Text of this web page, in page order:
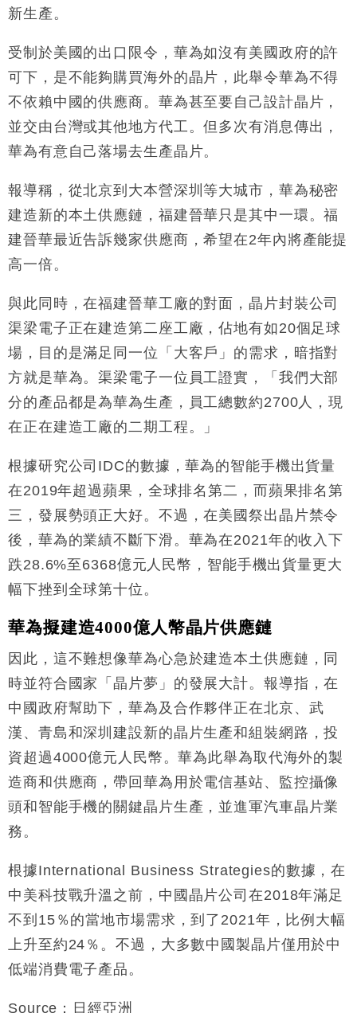
50%
新生產。
受制於美國的出口限令，華為如沒有美國政府的許
可下，是不能夠購買海外的晶片，此舉令華為不得
不依賴中國的供應商。華為甚至要自己設計晶片，
並交由台灣或其他地方代工。但多次有消息傳出，
華為有意自己落場去生產晶片。
報導稱，從北京到大本營深圳等大城市，華為秘密
建造新的本土供應鏈，福建晉華只是其中一環。福
建晉華最近告訴幾家供應商，希望在2年內將產能提
高一倍。
與此同時，在福建晉華工廠的對面，晶片封裝公司
渠梁電子正在建造第二座工廠，佔地有如20個足球
場，目的是滿足同一位「大客戶」的需求，暗指對
方就是華為。渠梁電子一位員工證實，「我們大部
分的產品都是為華為生產，員工總數約2700人，現
在正在建造工廠的二期工程。」
根據研究公司IDC的數據，華為的智能手機出貨量
在2019年超過蘋果，全球排名第二，而蘋果排名第
三，發展勢頭正大好。不過，在美國祭出晶片禁令
後，華為的業績不斷下滑。華為在2021年的收入下
跌28.6%至6368億元人民幣，智能手機出貨量更大
幅下挫到全球第十位。
華為擬建造4000億人幣晶片供應鏈
因此，這不難想像華為心急於建造本土供應鏈，同
時並符合國家「晶片夢」的發展大計。報導指，在
中國政府幫助下，華為及合作夥伴正在北京、武
漢、青島和深圳建設新的晶片生產和組裝網路，投
資超過4000億元人民幣。華為此舉為取代海外的製
造商和供應商，帶回華為用於電信基站、監控攝像
頭和智能手機的關鍵晶片生產，並進軍汽車晶片業
務。
根據International Business Strategies的數據，在
中美科技戰升溫之前，中國晶片公司在2018年滿足
不到15％的當地市場需求，到了2021年，比例大幅
上升至約24％。不過，大多數中國製晶片僅用於中
低端消費電子產品。
Source：日經亞洲